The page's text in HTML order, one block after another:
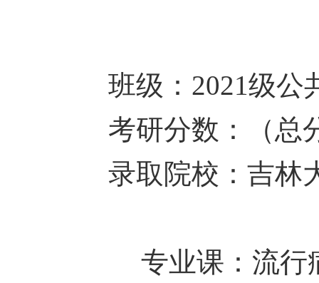
班级： 2021级公
考研分数：（总
录取院校 ： 吉林
专业课：流行